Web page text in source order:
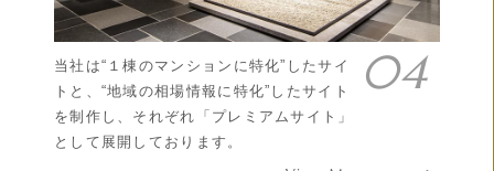
当社は“１棟のマンションに特化”したサイ
トと、“地域の相場情報に特化”したサイト
を制作し、それぞれ「プレミアムサイト」
として展開しております。